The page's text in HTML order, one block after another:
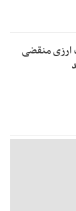
ارزی منقضی